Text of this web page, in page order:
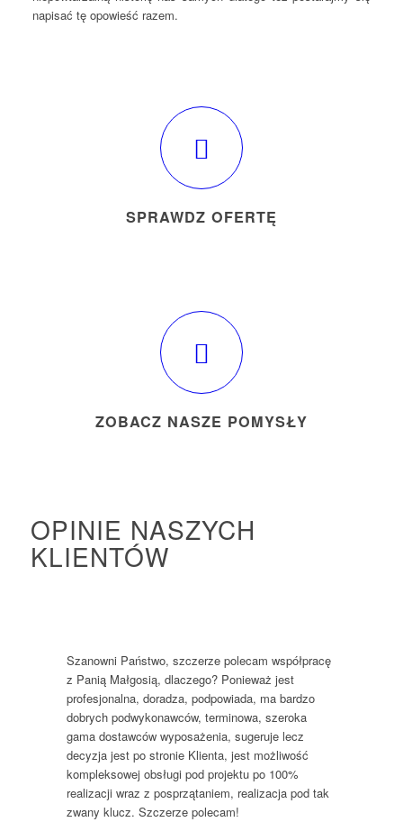
napisać tę opowieść razem.
SPRAWDZ OFERTĘ
ZOBACZ NASZE POMYSŁY
OPINIE NASZYCH
KLIENTÓW
Szanowni Państwo, szczerze polecam współpracę
z Panią Małgosią, dlaczego? Ponieważ jest
profesjonalna, doradza, podpowiada, ma bardzo
dobrych podwykonawców, terminowa, szeroka
gama dostawców wyposażenia, sugeruje lecz
decyzja jest po stronie Klienta, jest możliwość
kompleksowej obsługi pod projektu po 100%
realizacji wraz z posprzątaniem, realizacja pod tak
zwany klucz. Szczerze polecam!